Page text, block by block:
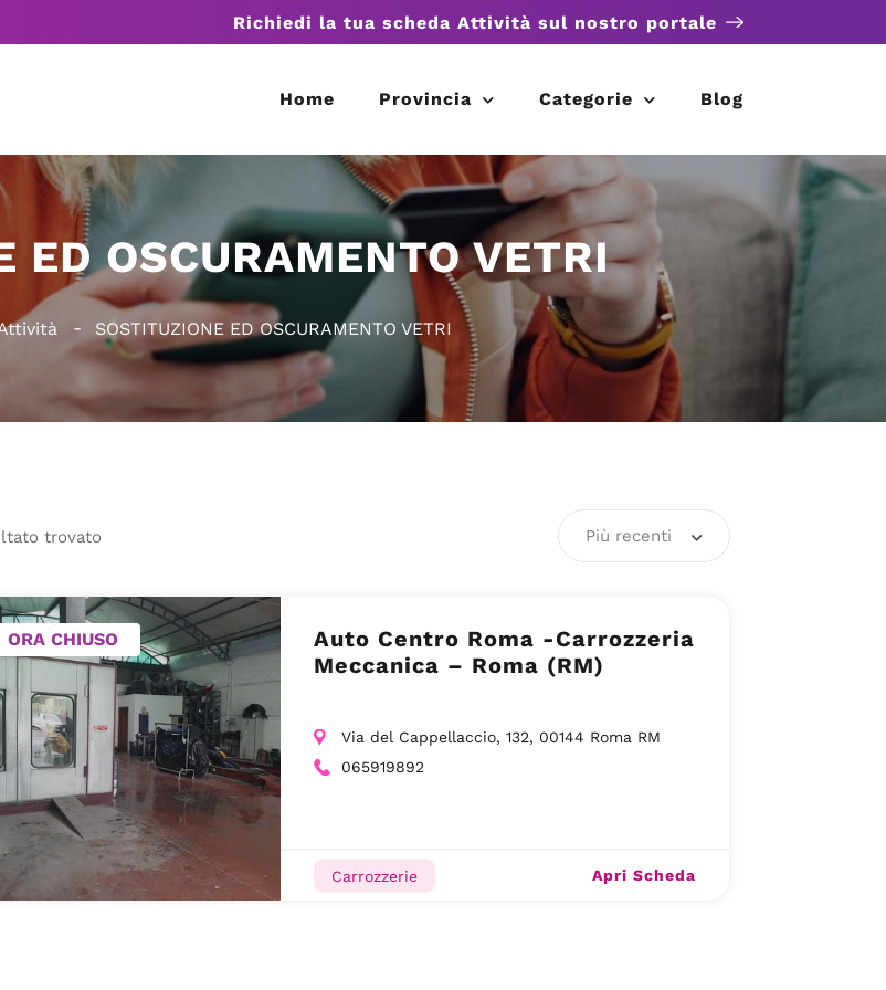
Richiedi la tua scheda Attività sul nostro portale
Home Provincia Categorie Blog
ED OSCURAMENTO VETRI
SOSTITUZIONE ED OSCURAMENTO VETRI
trovato Più recenti
ORA CHIUSO
Auto Centro Roma -Carrozzeria
Meccanica – Roma (RM)
Via del Cappellaccio, 132, 00144 Roma RM
065919892
Carrozzerie Apri Scheda